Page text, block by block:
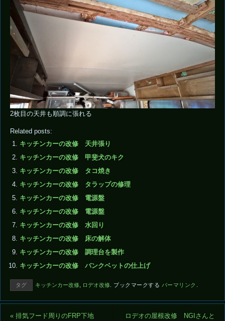
2枚目の天井も順調に張れる
Related posts:
キッチンカーの改修 天井張り
キッチンカーの改修 甲斐犬のキク
キッチンカーの改修 タコ焼き
キッチンカーの改修 タラップの修理
キッチンカーの改修 電源盤
キッチンカーの改修 電源盤
キッチンカーの改修 水回り
キッチンカーの改修 床の解体
キッチンカーの改修 調理台を製作
キッチンカーの改修 バンクベットの仕上げ
タグ キッチンカー改修, ロデオ改修. ブックマークする パーマリンク
«排気フード周りのFRP下地
ロデオの屋根改修 NGIさんと